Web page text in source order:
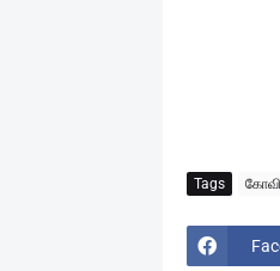
Tags